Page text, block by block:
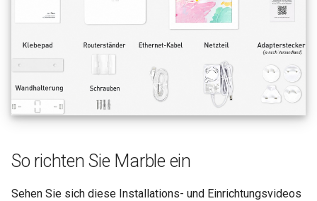
So richten Sie Marble ein
Sehen Sie sich diese Installations- und Einrichtungsvideos